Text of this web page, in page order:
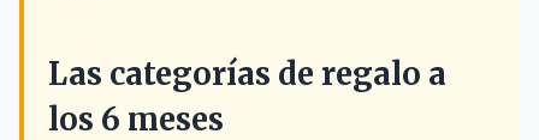
Las categorías de regalo a
los 6 meses